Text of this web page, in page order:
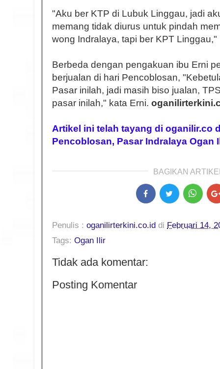
"Aku ber KTP di Lubuk Linggau, jadi
memang tidak diurus untuk pindah
wong Indralaya, tapi ber KPT
Berbeda dengan pengakuan ibu Erni
berjualan di hari Pencoblosan,
Pasar inilah, jadi masih biso jualan,
pasar inilah," kata Erni.
Artikel ini telah tayang di oganilir.co
Pencoblosan, Pasar Indralaya Ogan
BAGIKAN
Penulis : oganilirterkini.co.id di Februari 14,
Tags: Ogan Ilir
Tidak ada komentar:
Posting Komentar